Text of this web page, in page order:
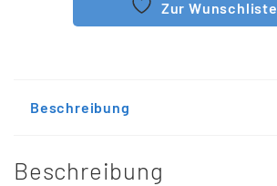
Zur Wunschliste
Beschreibung
Beschreibung